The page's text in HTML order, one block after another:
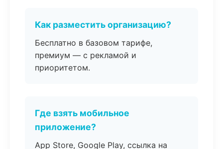
Как разместить организацию?
Бесплатно в базовом тарифе,
премиум — с рекламой и
приоритетом.
Где взять мобильное
приложение?
App Store, Google Play, ссылка на